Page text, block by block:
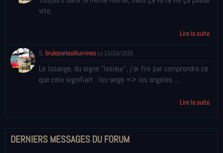
vite.
Lire la suite
5. bruleparlesillumines Le 13/03/2026
Le losange, du signe "lesieur", j'ai fini par comprendre ce
que cela signifiait : los-ange => los angeles ...
Lire la suite
DERNIERS MESSAGES DU FORUM